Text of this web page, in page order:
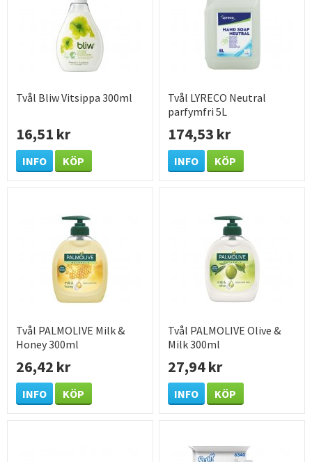
Tvål Bliw Vitsippa 300ml
16,51 kr
INFO KÖP
Tvål LYRECO Neutral
parfymfri 5L
174,53 kr
INFO KÖP
Tvål PALMOLIVE Milk &
Honey 300ml
26,42 kr
INFO KÖP
Tvål PALMOLIVE Olive &
Milk 300ml
27,94 kr
INFO KÖP